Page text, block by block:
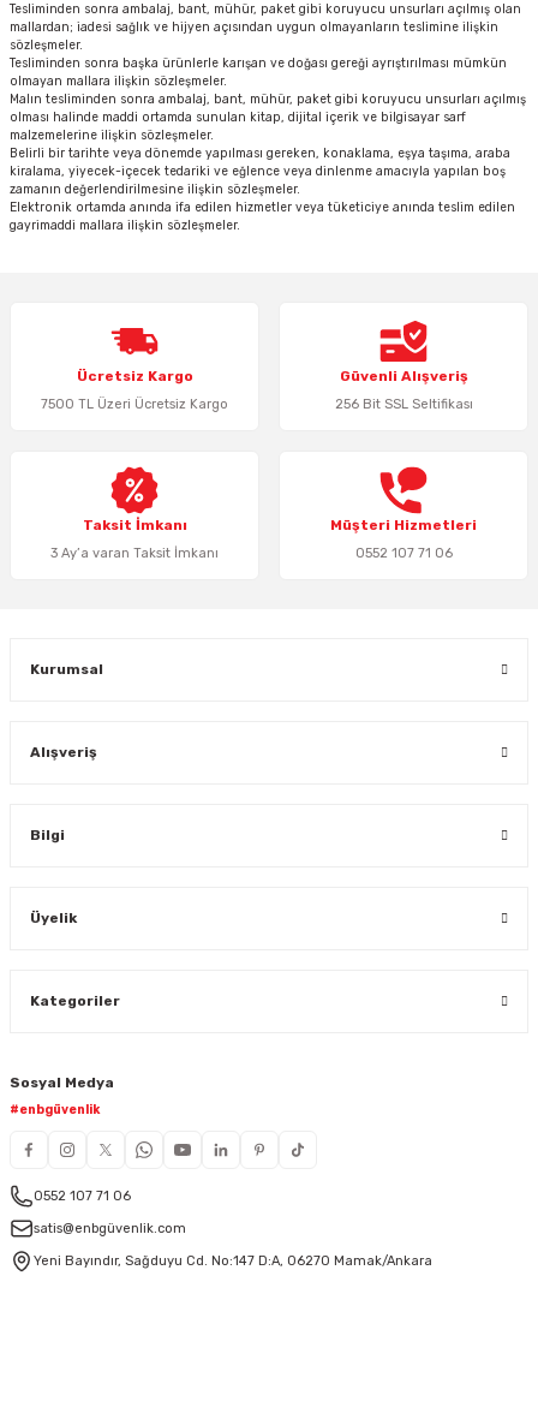
Tesliminden sonra ambalaj, bant, mühür, paket gibi koruyucu unsurları açılmış olan
mallardan; iadesi sağlık ve hijyen açısından uygun olmayanların teslimine ilişkin
sözleşmeler.
Tesliminden sonra başka ürünlerle karışan ve doğası gereği ayrıştırılması mümkün
olmayan mallara ilişkin sözleşmeler.
Malın tesliminden sonra ambalaj, bant, mühür, paket gibi koruyucu unsurları açılmış
olması halinde maddi ortamda sunulan kitap, dijital içerik ve bilgisayar sarf
malzemelerine ilişkin sözleşmeler.
Belirli bir tarihte veya dönemde yapılması gereken, konaklama, eşya taşıma, araba
kiralama, yiyecek-içecek tedariki ve eğlence veya dinlenme amacıyla yapılan boş
zamanın değerlendirilmesine ilişkin sözleşmeler.
Elektronik ortamda anında ifa edilen hizmetler veya tüketiciye anında teslim edilen
gayrimaddi mallara ilişkin sözleşmeler.
Ücretsiz Kargo
7500 TL Üzeri Ücretsiz Kargo
Güvenli Alışveriş
256 Bit SSL Seltifikası
Taksit İmkanı
3 Ay’a varan Taksit İmkanı
Müşteri Hizmetleri
0552 107 71 06
Kurumsal
Alışveriş
Bilgi
Üyelik
Kategoriler
Sosyal Medya
#enbgüvenlik
0552 107 71 06
satis@enbgüvenlik.com
Yeni Bayındır, Sağduyu Cd. No:147 D:A, 06270 Mamak/Ankara